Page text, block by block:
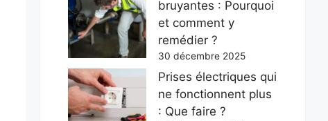
bruyantes : Pourquoi
et comment y
remédier ?
30 décembre 2025
Prises électriques qui
ne fonctionnent plus
: Que faire ?